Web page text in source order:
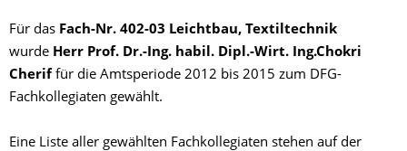
Für das Fach-Nr. 402-03 Leichtbau, Textiltechnik
wurde Herr Prof. Dr.-Ing. habil. Dipl.-Wirt. Ing.Chokri
Cherif für die Amtsperiode 2012 bis 2015 zum DFG-
Fachkollegiaten gewählt.
Eine Liste aller gewählten Fachkollegiaten stehen auf der